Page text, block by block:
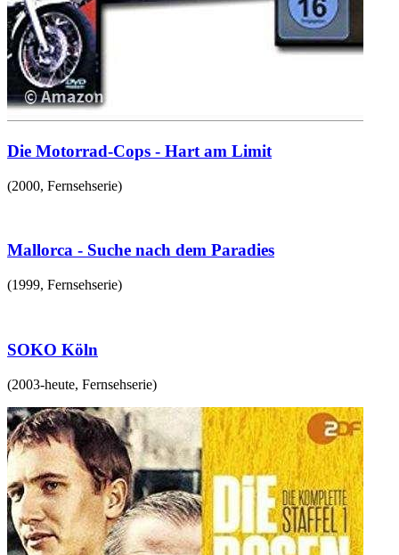
Die Motorrad-Cops - Hart am Limit
(2000, Fernsehserie)
Mallorca - Suche nach dem Paradies
(1999, Fernsehserie)
SOKO Köln
(2003-heute, Fernsehserie)